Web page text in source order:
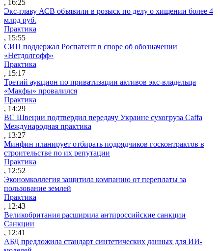
, 16:25
Экс-главу АСВ объявили в розыск по делу о хищении более 4
млрд руб.
Практика
, 15:55
СИП поддержал Роспатент в споре об обозначении
«Нетдолгофф»
Практика
, 15:17
Третий аукцион по приватизации активов экс-владельца
«Макфы» провалился
Практика
, 14:29
ВС Швеции подтвердил передачу Украине сухогруза Caffa
Международная практика
, 13:27
Минфин планирует отбирать подрядчиков госконтрактов в
строительстве по их репутации
Практика
, 12:52
Экономколлегия защитила компанию от переплаты за
пользование землей
Практика
, 12:43
Великобритания расширила антироссийские санкции
Санкции
, 12:41
АБД предложила стандарт синтетических данных для ИИ-